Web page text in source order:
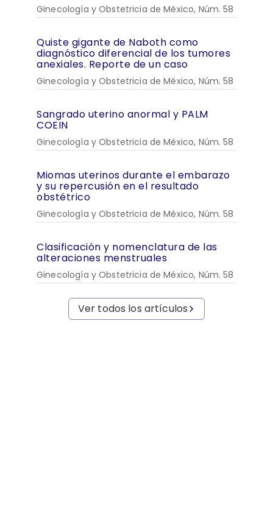
Ginecología y Obstetricia de México, Núm. 58
Quiste gigante de Naboth como
diagnóstico diferencial de los tumores
anexiales. Reporte de un caso
Ginecología y Obstetricia de México, Núm. 58
Sangrado uterino anormal y PALM
COEIN
Ginecología y Obstetricia de México, Núm. 58
Miomas uterinos durante el embarazo
y su repercusión en el resultado
obstétrico
Ginecología y Obstetricia de México, Núm. 58
Clasificación y nomenclatura de las
alteraciones menstruales
Ginecología y Obstetricia de México, Núm. 58
Ver todos los artículos